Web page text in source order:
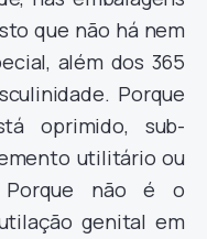
que não há nem
além dos 365
Porque
oprimido, sub-
utilitário ou
Porque não é o
genital em